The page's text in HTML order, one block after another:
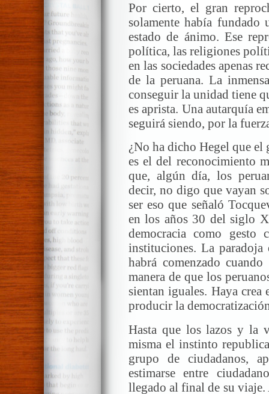
Por cierto, el gran
solamente había
estado de ánimo. Ese
política, las religiones
en las sociedades apenas
de la peruana. La
conseguir la unidad tiene
es aprista. Una autarquía
seguirá siendo, por la
¿No ha dicho Hegel que el
es el del reconocimiento
que, algún día, los
decir, no digo que vayan
ser eso que señaló
en los años 30 del siglo
democracia como
instituciones. La
habrá comenzado
manera de que los
sientan iguales. Haya
producir la
Hasta que los lazos y la
misma el instinto
grupo de ciudadanos,
estimarse entre
llegado al final de su